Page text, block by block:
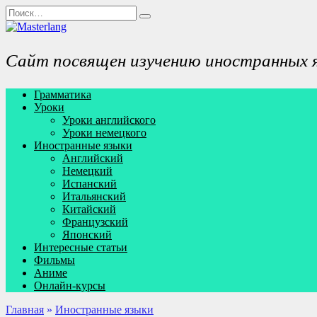
Перейти
к
содержанию
Search
for:
Сайт посвящен изучению иностранных
Грамматика
Уроки
Уроки английского
Уроки немецкого
Иностранные языки
Английский
Немецкий
Испанский
Итальянский
Китайский
Французский
Японский
Интересные статьи
Фильмы
Аниме
Онлайн-курсы
Главная » Иностранные языки